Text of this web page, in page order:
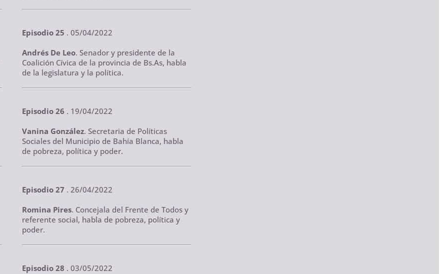
Episodio 25 . 05/04/2022
Andrés De Leo. Senador y presidente de la
Coalición Cívica de la provincia de Bs.As, habla
de la legislatura y la política.
Episodio 26 . 19/04/2022
Vanina González. Secretaria de Políticas
Sociales del Municipio de Bahía Blanca, habla
de pobreza, política y poder.
Episodio 27 . 26/04/2022
Romina Pires. Concejala del Frente de Todos y
referente social, habla de pobreza, política y
poder.
Episodio 28 . 03/05/2022